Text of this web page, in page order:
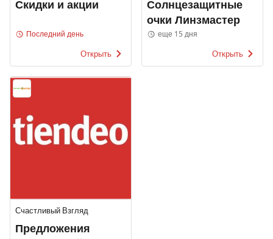
Скидки и акции
Последний день
Открыть
Солнцезащитные
очки Линзмастер
еще 15 дня
Открыть
Счастливый Взгляд
Предложения